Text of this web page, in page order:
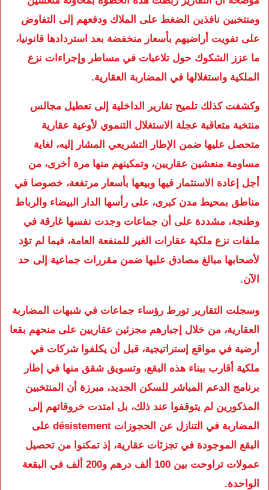
ومنتخبين نافذين الضغط على الملاك ودفعهم إلى التفاوض
على تفويت أراضيهم بأسعار منخفضة بعد استردادها قانونيا،
ما عزز الشكوك حول تلاعبات في مساطر وإجراءات نزع
الملكية واستغلالها في المضاربة العقارية.
وكشفت كذلك تلميح تقارير الداخلية إلى تعطيل مجالس
منتخبة متعاقبة عجلة الاستغلال التنموي لأوعية عقارية
متحصل عليها ضمن الإطار التشريعي المشار إليه، لغاية
مساومة منعشين عقاريين، وتمكينهم منها مرة أخرى، من
أجل إعادة الاستثمار فيها وبيعها بأسعار مرتفعة، خصوصا في
مناطق بمحيط مدن كبرى، على رأسها الدار البيضاء والرباط
وطنجة، مشددة على أن جماعات وجدت نفسها غارقة في
ملفات نزع ملكية عقارات الغير للمنفعة العامة، فيما لم تؤد
لأصحابها مبالغ مصادق عليها ضمن مقررات جماعية إلى حد
الآن.
وسجلت التقارير تورط رؤساء جماعات في شبهات المضاربة
العقارية، من خلال إجبارهم مجزئين عقاريين على منحهم بقعا
أرضية في مواقع إستراتيجية، قبل أن يكلفوا شركات في
ملكية أقارب ببناء هذه البقع، وتسويق شقق منها في إطار
برنامج الدعم المباشر للسكن الجديد، مبرزة أن المنتخبين
المذكورين لم يتوقفوا عند ذلك، بل امتدت خروقاتهم إلى
المضاربة في التنازل عن الحجوزات désistement على
البقع الموجودة في تجزئات عقارية، إذ تمكنوا من تحصيل
عمولات تراوحت بين 100 ألف درهم و200 ألف في البقعة
الواحدة.